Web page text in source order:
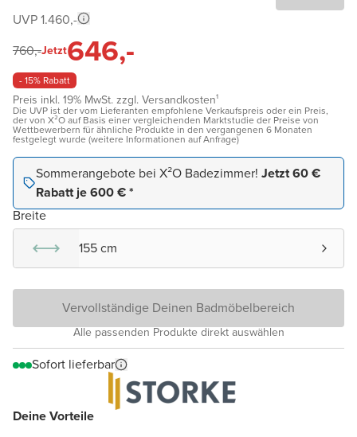
Deine Vorteile
UVP 1.460,-
760,-Jetzt646,-
- 15% Rabatt
Preis inkl. 19% MwSt. zzgl. Versandkosten¹
Die UVP ist der vom Lieferanten empfohlene Verkaufspreis oder ein Preis,
der von X²O auf Basis einer vergleichenden Marktstudie der Preise von
Wettbewerbern für ähnliche Produkte in den vergangenen 6 Monaten
festgelegt wurde (weitere Informationen auf Anfrage)
Sommerangebote bei X²O Badezimmer! Jetzt 60 €
Rabatt je 600 € *
Breite
155 cm
Vervollständige Deinen Badmöbelbereich
Alle passenden Produkte direkt auswählen
Sofort lieferbar